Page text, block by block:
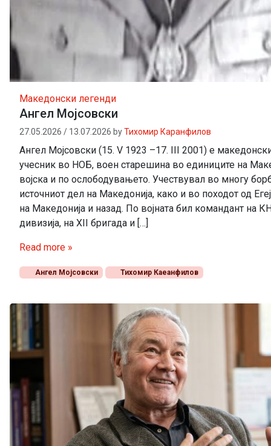
Македонски легенди
Ангел Мојсовски
27.05.2026 / 13.07.2026 byТихомир Каранфилов
Ангел Мојсовски (15. V 1923 –17. III 2001) е
учесник во НОБ, воен старешина во единиците на
војска и по ослободувањето. Учествувал во многу
источниот дел на Македонија, како и во походот од
на Македонија и назад. По војната бил командант на
дивизија, на XII бригада и […]
Read more »
Ангел Мојсовски Тихомир Каеанфилов